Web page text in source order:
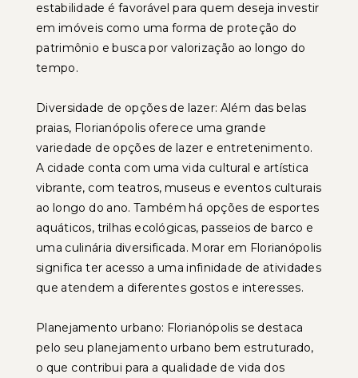
estabilidade é favorável para quem deseja investir
em imóveis como uma forma de proteção do
patrimônio e busca por valorização ao longo do
tempo.
Diversidade de opções de lazer: Além das belas
praias, Florianópolis oferece uma grande
variedade de opções de lazer e entretenimento.
A cidade conta com uma vida cultural e artística
vibrante, com teatros, museus e eventos culturais
ao longo do ano. Também há opções de esportes
aquáticos, trilhas ecológicas, passeios de barco e
uma culinária diversificada. Morar em Florianópolis
significa ter acesso a uma infinidade de atividades
que atendem a diferentes gostos e interesses.
Planejamento urbano: Florianópolis se destaca
pelo seu planejamento urbano bem estruturado,
o que contribui para a qualidade de vida dos